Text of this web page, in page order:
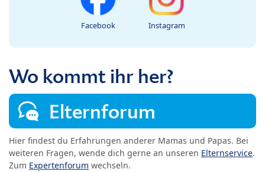
Facebook Instagram
Wo kommt ihr her?
Elternforum
Hier findest du Erfahrungen anderer Mamas und Papas. Bei
weiteren Fragen, wende dich gerne an unseren Elternservice.
Zum Expertenforum wechseln.